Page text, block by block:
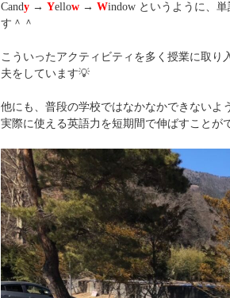
Candy → Yellow → Window というように、
す＾＾
こういったアクティビティを多く授業に取
夫をしています💡
他にも、普段の学校ではなかなかできないよ
実際に使える英語力を短期間で伸ばすことが